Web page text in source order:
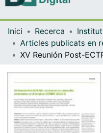
Inici Recerca